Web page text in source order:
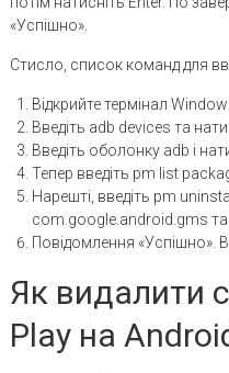
«Успішно».
Стисло, список команд для
Відкрийте термінал
Введіть adb devices та
Введіть оболонку adb і
Тепер введіть pm list
Нарешті, введіть pm
com.google.android.gms та
Повідомлення «Успішно».
Як видалити
Play на